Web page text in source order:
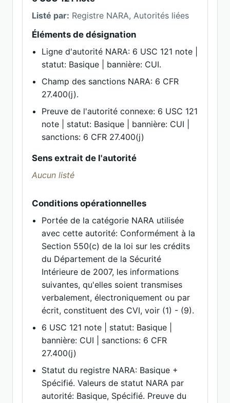
Listé par: Registre NARA, Autorités liées
Éléments de désignation
Ligne d'autorité NARA: 6 USC 121 note |
statut: Basique | bannière: CUI.
Champ des sanctions NARA: 6 CFR
27.400(j).
Preuve de l'autorité connexe: 6 USC 121
note | statut: Basique | bannière: CUI |
sanctions: 6 CFR 27.400(j)
Sens extrait de l'autorité
Aucun listé
Conditions opérationnelles
Portée de la catégorie NARA utilisée
avec cette autorité: Conformément à la
Section 550(c) de la loi sur les crédits
du Département de la Sécurité
Intérieure de 2007, les informations
suivantes, qu'elles soient transmises
verbalement, électroniquement ou par
écrit, constituent des CVI, voir (1) - (9).
6 USC 121 note | statut: Basique |
bannière: CUI | sanctions: 6 CFR
27.400(j)
Statut du registre NARA: Basique +
Spécifié. Valeurs de statut NARA par
autorité: Basique, Spécifié. Preuve du